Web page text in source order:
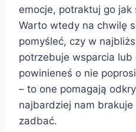
emocje, potraktuj go jak
Warto wtedy na chwilę
pomyśleć, czy w
potrzebuje wsparcia lub
powinieneś o nie
– to one pomagają
najbardziej nam
zadbać.